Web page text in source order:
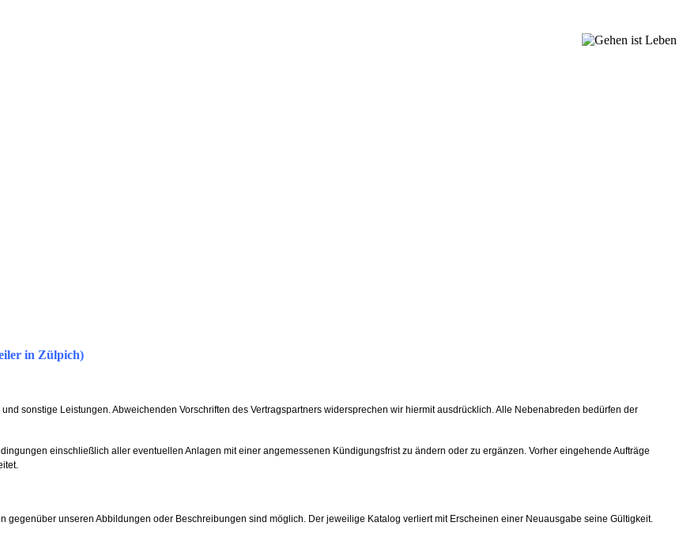
in Zülpich)
sonstige Leistungen. Abweichenden Vorschriften des Vertragspartners widersprechen wir hiermit ausdrücklich. Alle Nebenabreden bedürfen der
einschließlich aller eventuellen Anlagen mit einer angemessenen Kündigungsfrist zu ändern oder zu ergänzen. Vorher eingehende Aufträge
unseren Abbildungen oder Beschreibungen sind möglich. Der jeweilige Katalog verliert mit Erscheinen einer Neuausgabe seine Gültigkeit.